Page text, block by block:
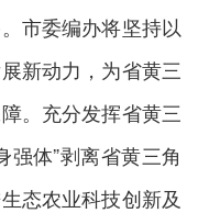
市委编办将坚持以
新动力，为省黄三
。充分发挥省黄三
强体”剥离省黄三角
态农业科技创新及